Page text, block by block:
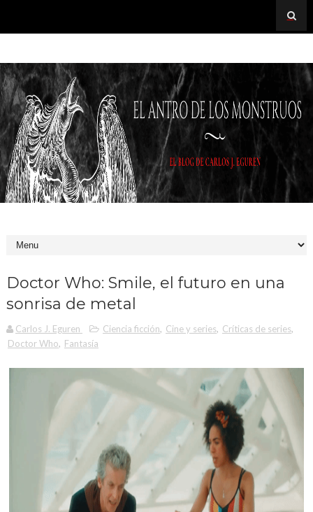
Doctor Who: Smile, el futuro en una
sonrisa de metal
Carlos J. Eguren Ciencia ficción, Cine y series, Críticas de series,
Doctor Who, Fantasía